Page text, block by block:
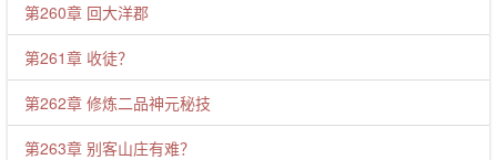
第260章 回大洋郡
第261章 收徒？
第262章 修炼二品神元秘技
第263章 别客山庄有难？